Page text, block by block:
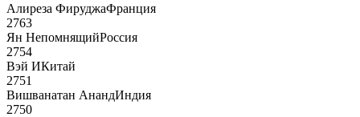
Алиреза ФируджаФранция
2763
Ян НепомнящийРоссия
2754
Вэй ИКитай
2751
Вишванатан АнандИндия
2750